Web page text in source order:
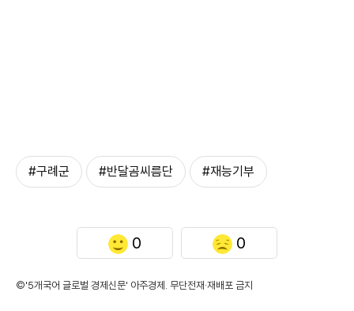
#구례군 #반달곰씨름단 #재능기부
0 0
©'5개국어 글로벌 경제신문' 아주경제. 무단전재·재배포 금지